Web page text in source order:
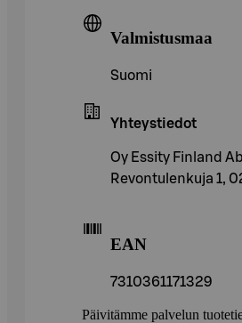
Valmistusmaa
Suomi
Yhteystiedot
Oy Essity Finland Ab
Revontulenkuja 1,
EAN
7310361171329
Päivitämme palvelun